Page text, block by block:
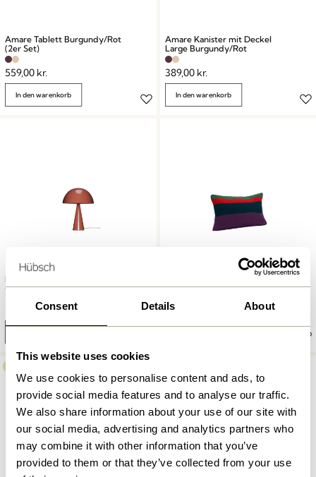
Consent Details About
This website uses cookies
We use cookies to personalise content and ads, to
provide social media features and to analyse our traffic.
We also share information about your use of our site with
our social media, advertising and analytics partners who
may combine it with other information that you’ve
provided to them or that they’ve collected from your use
Amare Tablett Burgundy/Rot
(2er Set)
559,00 kr.
In den warenkorb
Amare Kanister mit Deckel
Large Burgundy/Rot
389,00 kr.
In den warenkorb
Mush Tischlampe Mini Rot
1.399,00kr.
Grün/Rot/Lila
449,00